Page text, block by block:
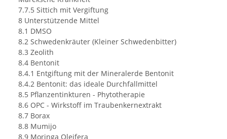
7.7.5 Sittich mit Vergiftung
8 Unterstützende Mittel
8.1 DMSO
8.2 Schwedenkräuter (Kleiner Schwedenbitter)
8.3 Zeolith
8.4 Bentonit
8.4.1 Entgiftung mit der Mineralerde Bentonit
8.4.2 Bentonit: das ideale Durchfallmittel
8.5 Pflanzentinkturen - Phytotherapie
8.6 OPC - Wirkstoff im Traubenkernextrakt
8.7 Borax
8.8 Mumijo
8.9 Moringa Oleifera